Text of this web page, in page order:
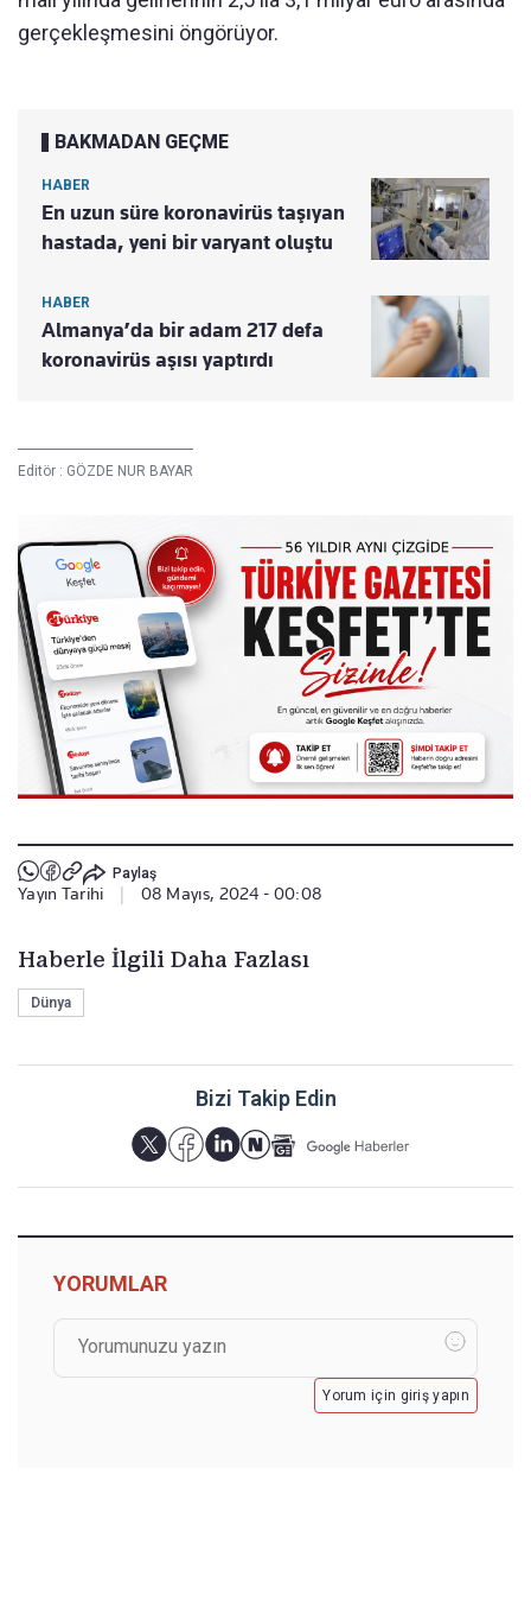
gerçekleşmesini öngörüyor.
BAKMADAN GEÇME
HABER
En uzun süre koronavirüs taşıyan
hastada, yeni bir varyant oluştu
HABER
Almanya’da bir adam 217 defa
koronavirüs aşısı yaptırdı
Editör : GÖZDE NUR BAYAR
Paylaş
Yayın Tarihi 08 Mayıs, 2024 - 00:08
Haberle İlgili Daha Fazlası
Dünya
Bizi Takip Edin
YORUMLAR
Yorum için giriş yapın